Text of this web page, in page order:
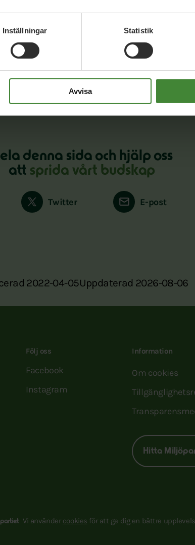
Inställningar Statistik
Avvisa
Fredrik Persson Marita Johansson
denna sida och hjälp oss
att sprida vårt budskap
Twitter E-post
2022-04-05Uppdaterad 2026-08-06
Följ oss
Facebook
Instagram
Information
Om cookies
Hitta
Vi använder cookies för att ge dig en bättre